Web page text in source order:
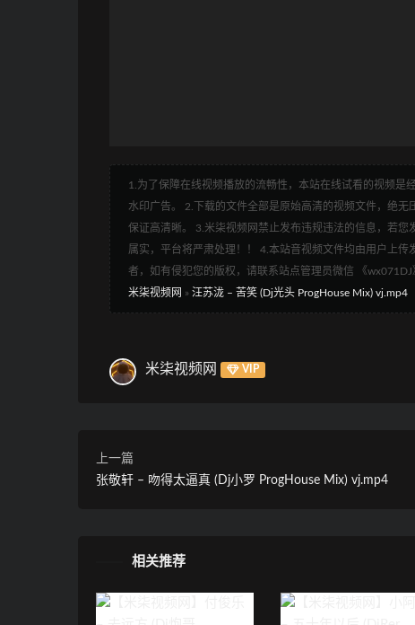
1.为了保障在线视频播放的流畅性，本站在线试看的视频是
水印广告。 2.下载的文件全部是原始高清的视频文件，绝
保证高清晰。 3.米柒视频网禁止发布违规违法的信息，若
属实，平台将严肃处理！！ 4.本站音视频文件均由用户上
者，如有侵犯您的版权，请联系站点管理员微信 《
米柒视频网 » 汪苏泷 – 苦笑 (Dj光头 ProgHouse Mix) vj.mp4
米柒视频网 VIP
上一篇
张敬轩 – 吻得太逼真 (Dj小罗 ProgHouse Mix) vj.mp4
相关推荐